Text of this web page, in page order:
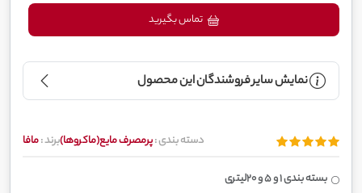
نمایش سایر فروشندگان این محصول
دسته بندی :پرمصرف مایع(ماکروها)برند :مافا
بسته بندی 1 و 5 و 20لیتری